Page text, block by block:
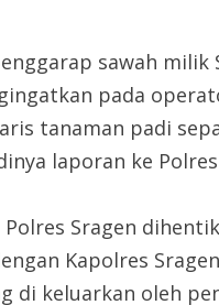
sawah
pada
tanaman padi
laporan ke
Sragen
Kapolres
di keluarkan oleh